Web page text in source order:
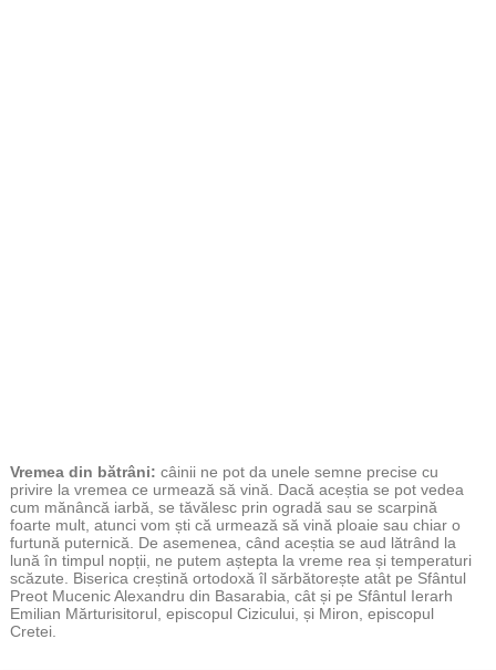
Vremea din bătrâni: câinii ne pot da unele semne precise cu
privire la vremea ce urmează să vină. Dacă aceștia se pot vedea
cum mănâncă iarbă, se tăvălesc prin ogradă sau se scarpină
foarte mult, atunci vom ști că urmează să vină ploaie sau chiar o
furtună puternică. De asemenea, când aceștia se aud lătrând la
lună în timpul nopții, ne putem aștepta la vreme rea și temperaturi
scăzute. Biserica creștină ortodoxă îl sărbătorește atât pe Sfântul
Preot Mucenic Alexandru din Basarabia, cât și pe Sfântul Ierarh
Emilian Mărturisitorul, episcopul Cizicului, și Miron, episcopul
Cretei.